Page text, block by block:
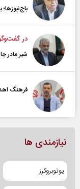
در
شیر مادر
فرهنگ
نیازمندی ها
یوتوبروکرز